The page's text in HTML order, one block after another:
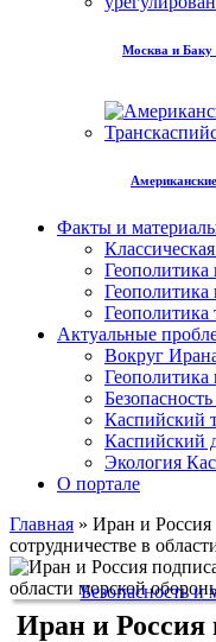
Москва и Баку
Факты и
Геополитика
Актуальные
Вокруг
Геополитика
Каспийский
Каспийский
Экология
О портале
Главная » Иран и
сотрудничестве в
Безопасность и
Иран и Россия